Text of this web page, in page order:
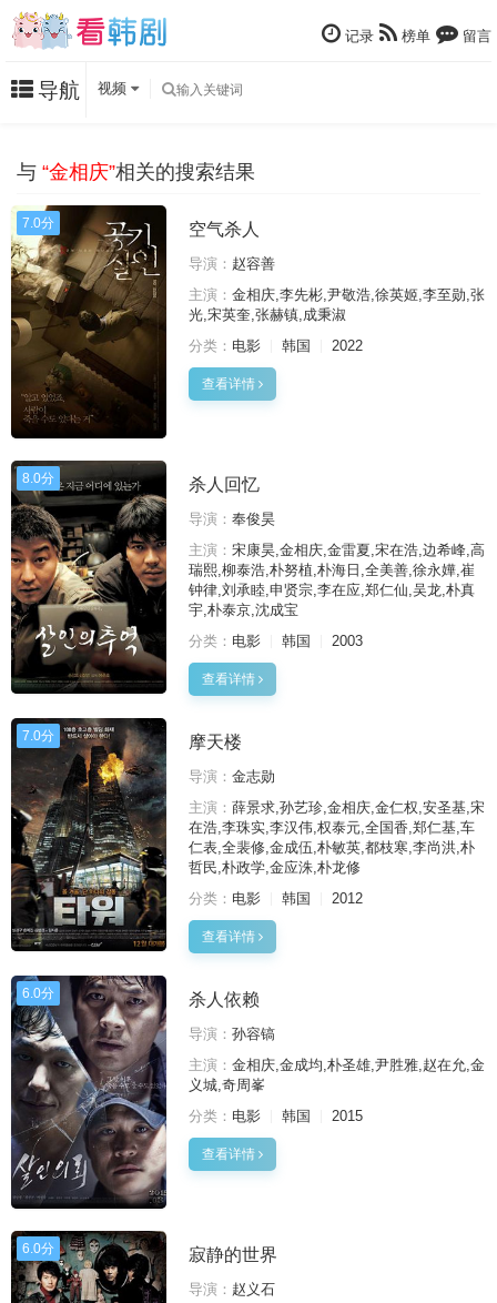
记录 榜单 留言
导航 视频
与 “金相庆”相关的搜索结果
7.0分 空气杀人
导演： 赵容善
主演： 金相庆,李先彬,尹敬浩,徐英姬,李至勋,张
光,宋英奎,张赫镇,成秉淑
分类： 电影 韩国 2022
查看详情
8.0分 杀人回忆
导演： 奉俊昊
主演： 宋康昊,金相庆,金雷夏,宋在浩,边希峰,高
瑞熙,柳泰浩,朴努植,朴海日,全美善,徐永嬅,崔
钟律,刘承睦,申贤宗,李在应,郑仁仙,吴龙,朴真
宇,朴泰京,沈成宝
分类： 电影 韩国 2003
查看详情
7.0分 摩天楼
导演： 金志勋
主演： 薛景求,孙艺珍,金相庆,金仁权,安圣基,宋
在浩,李珠实,李汉伟,权泰元,全国香,郑仁基,车
仁表,全裴修,金成伍,朴敏英,都枝寒,李尚洪,朴
哲民,朴政学,金应洙,朴龙修
分类： 电影 韩国 2012
查看详情
6.0分 杀人依赖
导演： 孙容镐
主演： 金相庆,金成均,朴圣雄,尹胜雅,赵在允,金
义城,奇周峯
分类： 电影 韩国 2015
查看详情
6.0分 寂静的世界
导演： 赵义石